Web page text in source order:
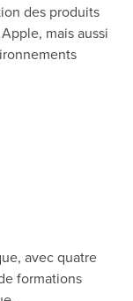
des produits
mais aussi
avec quatre
formations